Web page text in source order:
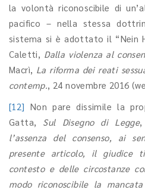
la volontà riconoscibile di
pacifico – nella stessa
sistema si è adottato il “Nein
Caletti, Dalla violenza al
Macrì, La riforma dei reati
contemp., 24 novembre 2016
[12] Non pare dissimile la
Gatta, Sul Disegno di Legge,
l’assenza del consenso, ai
presente articolo, il giudice
contesto e delle circostanze
modo riconoscibile la